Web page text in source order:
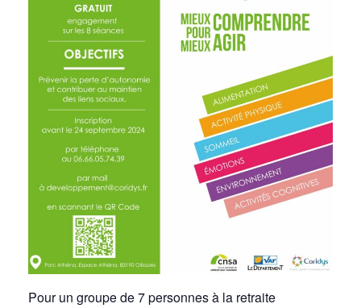
Pour un groupe de 7 personnes à la retraite